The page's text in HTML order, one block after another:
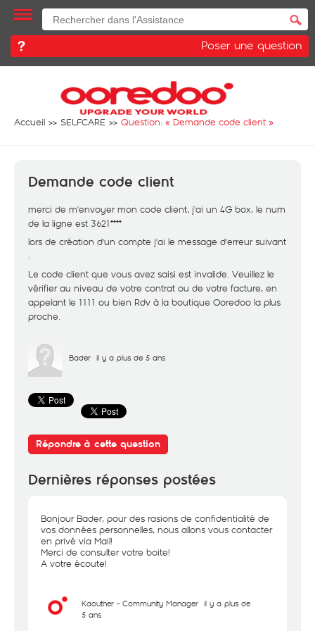
Poser une question
Accueil SELFCARE Question: « Demande code client »
Demande code client
merci de m'envoyer mon code client, j'ai un 4G box, le num
de la ligne est 3621****
lors de création d'un compte j'ai le message d'erreur suivant
:
Le code client que vous avez saisi est invalide. Veuillez le
vérifier au niveau de votre contrat ou de votre facture, en
appelant le 1111 ou bien Rdv à la boutique Ooredoo la plus
proche.
Bader il y a plus de 5 ans
Répondre à cette question
Dernières réponses postées
Bonjour Bader, pour des rasions de confidentialité de
vos données personnelles, nous allons vous contacter
en privé via Mail!
Merci de consulter votre boite!
A votre écoute!
Kaouther - Community Manager il y a plus de
5 ans